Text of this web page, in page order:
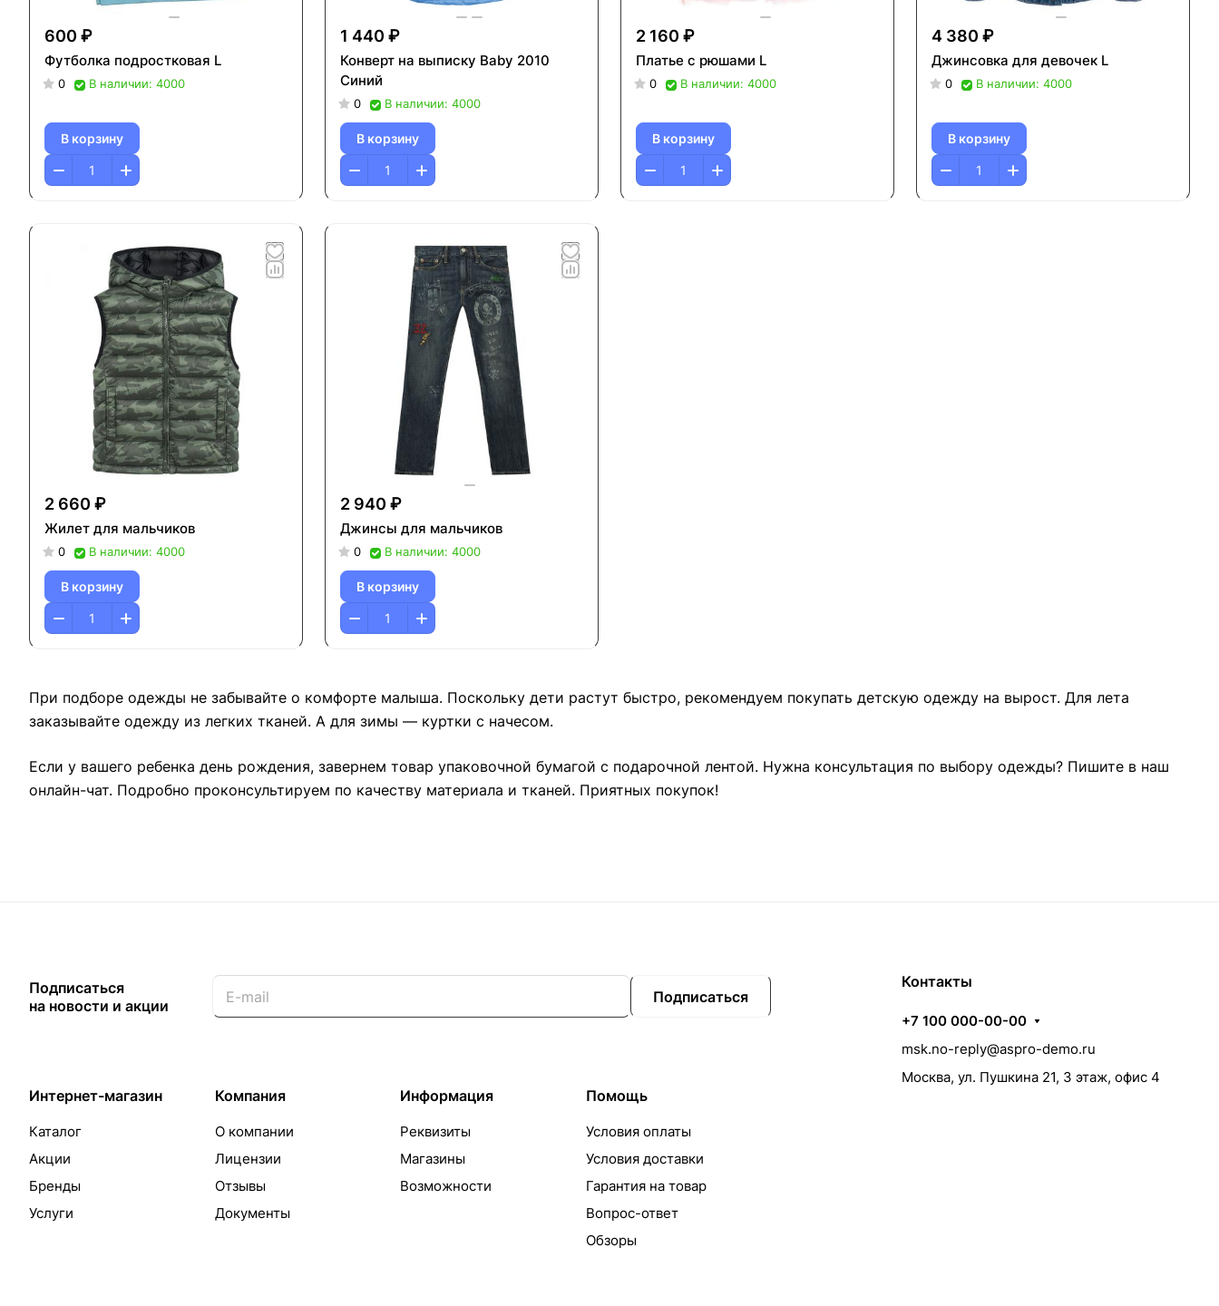
600 ₽
Футболка подростковая L
0 В наличии: 4000
В корзину
1 440 ₽
Конверт на выписку Baby 2010
Синий
0 В наличии: 4000
В корзину
2 160 ₽
Платье с рюшами L
0 В наличии: 4000
В корзину
4 380 ₽
Джинсовка для девочек L
0 В наличии: 4000
В корзину
2 660 ₽
Жилет для мальчиков
0 В наличии: 4000
В корзину
2 940 ₽
Джинсы для мальчиков
0 В наличии: 4000
В корзину
При подборе одежды не забывайте о комфорте малыша. Поскольку дети растут быстро, рекомендуем покупать детскую одежду на вырост. Для лета
заказывайте одежду из легких тканей. А для зимы — куртки с начесом.
Если у вашего ребенка день рождения, завернем товар упаковочной бумагой с подарочной лентой. Нужна консультация по выбору одежды? Пишите в наш
онлайн-чат. Подробно проконсультируем по качеству материала и тканей. Приятных покупок!
Подписаться
на новости и акции
Подписаться
Интернет-магазин
Каталог
Акции
Бренды
Услуги
Компания
О компании
Лицензии
Отзывы
Документы
Информация
Реквизиты
Магазины
Возможности
Помощь
Условия оплаты
Условия доставки
Гарантия на товар
Вопрос-ответ
Обзоры
Контакты
+7 100 000-00-00
msk.no-reply@aspro-demo.ru
Москва, ул. Пушкина 21, 3 этаж, офис 4